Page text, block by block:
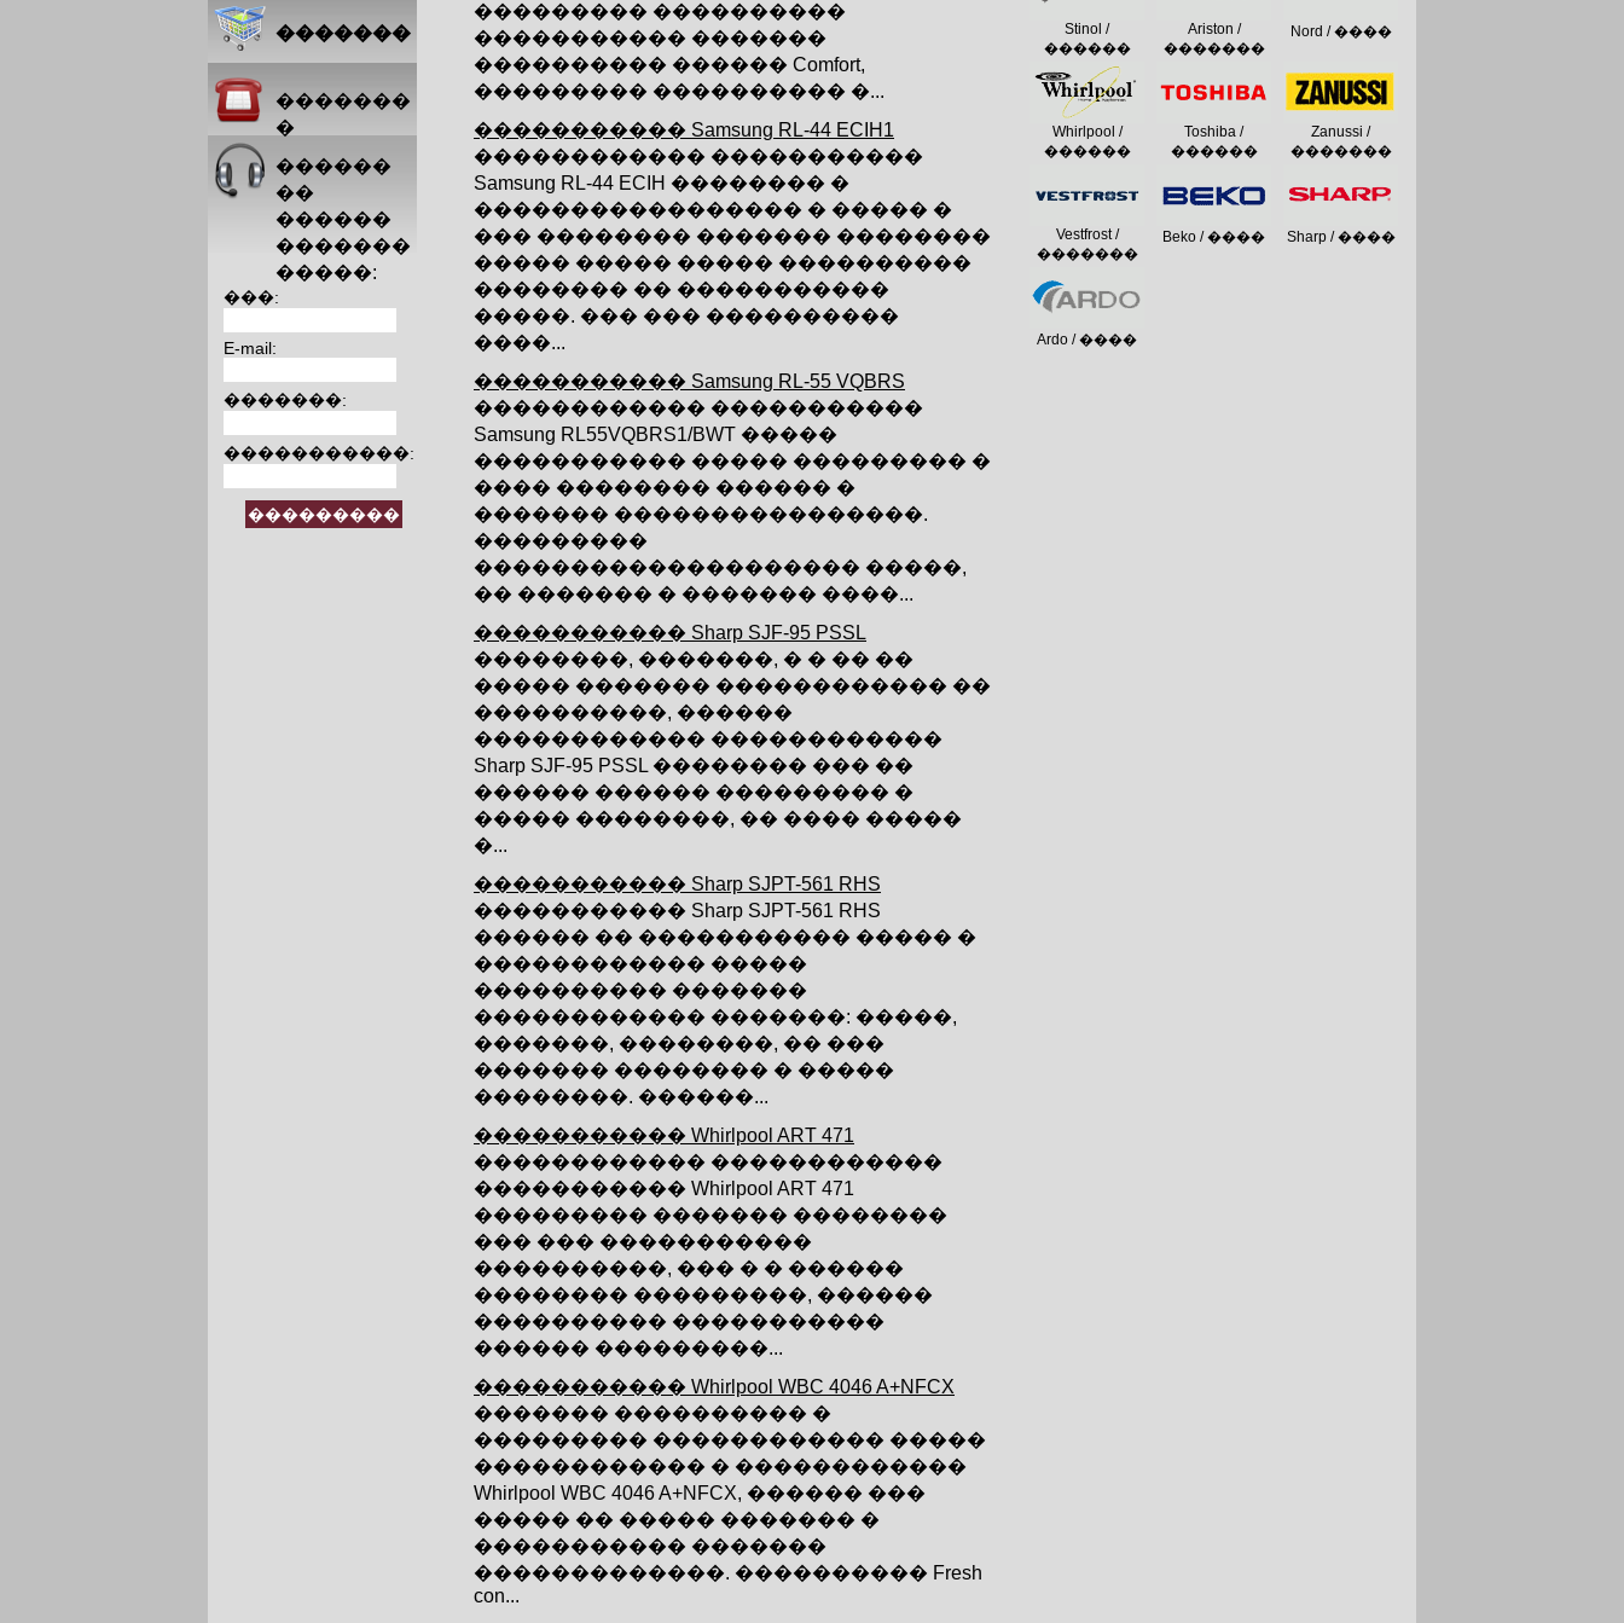
��������� ����������
����������� �������
���������� ������ Comfort,
��������� ���������� �...
����������� Samsung RL-44 ECIH1
������������ �����������
Samsung RL-44 ECIH �������� �
����������������� � ����� �
��� �������� ������� ��������
����� ����� ����� ����������
�������� �� �����������
�����. ��� ��� ����������
����...
����������� Samsung RL-55 VQBRS
������������ �����������
Samsung RL55VQBRS1/BWT �����
����������� ����� ��������� �
���� �������� ������ �
������� ����������������.
���������
�������������������� �����,
�� ������� � ������� ����...
����������� Sharp SJF-95 PSSL
��������, �������, � � �� ��
����� ������� ������������ ��
����������, ������
������������ ������������
Sharp SJF-95 PSSL �������� ��� ��
������ ������ ��������� �
����� ��������, �� ���� �����
�...
����������� Sharp SJPT-561 RHS
����������� Sharp SJPT-561 RHS
������ �� ����������� ����� �
������������ �����
���������� �������
������������ �������: �����,
�������, ��������, �� ���
������� �������� � �����
��������. ������...
����������� Whirlpool ART 471
������������ ������������
����������� Whirlpool ART 471
��������� ������� ��������
��� ��� �����������
����������, ��� � � ������
�������� ���������, ������
���������� �����������
������ ���������...
����������� Whirlpool WBC 4046 A+NFCX
������� ���������� �
��������� ������������ �����
������������ � ������������
Whirlpool WBC 4046 A+NFCX, ������ ���
����� �� ����� ������� �
����������� �������
�������������. ���������� Fresh
con...
�������
�������
�
������
��
������
�������
�����:
���:
E-mail:
�������:
�����������:
Stinol /
������
Ariston /
�������
Nord / ����
Whirlpool /
������
Toshiba /
������
Zanussi /
�������
Vestfrost /
�������
Beko / ���� Sharp / ����
Ardo / ����